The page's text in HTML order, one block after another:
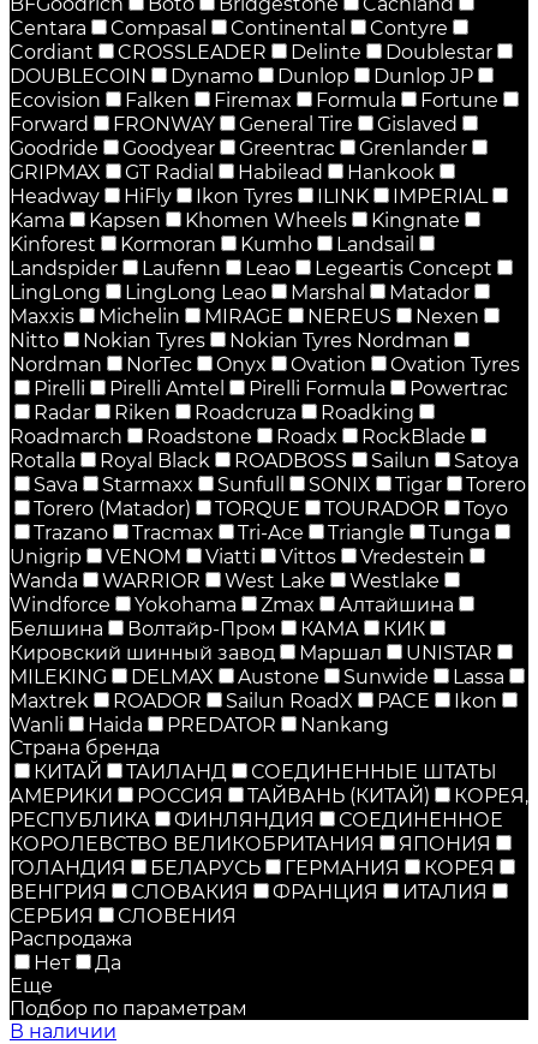
Centara
Compasal Continental
Contyre
Cordiant
CROSSLEADER Delinte
Doublestar
DOUBLECOIN
Dynamo Dunlop
Dunlop JP
Ecovision
Falken Firemax Formula
Fortune
Forward
FRONWAY General Tire
Gislaved
Goodride
Goodyear Greentrac
Grenlander
GRIPMAX
GT Radial Habilead
Hankook
Headway
HiFly Ikon Tyres ILINK
IMPERIAL
Kama
Kapsen Khomen Wheels
Kingnate
Kinforest
Kormoran Kumho
Landsail
Landspider
Laufenn Leao
Legeartis Concept
LingLong
LingLong Leao Marshal
Matador
Maxxis
Michelin MIRAGE NEREUS
Nexen
Nitto
Nokian Tyres
Nokian Tyres Nordman
Nordman
NorTec Onyx Ovation
Ovation Tyres
Pirelli
Pirelli Amtel Pirelli Formula
Powertrac
Radar
Riken Roadcruza
Roadking
Roadmarch
Roadstone Roadx
RockBlade
Rotalla
Royal Black ROADBOSS Sailun
Satoya
Sava
Starmaxx Sunfull SONIX Tigar
Torero
Torero (Matador)
TORQUE TOURADOR
Toyo
Trazano
Tracmax Tri-Ace Triangle
Tunga
Unigrip
VENOM Viatti Vittos
Vredestein
Wanda
WARRIOR West Lake
Westlake
Windforce
Yokohama Zmax
Алтайшина
Белшина
Волтайр-Пром КАМА
КИК
Кировский шинный завод
Маршал
UNISTAR
MILEKING
DELMAX Austone Sunwide
Lassa
Maxtrek
ROADOR Sailun RoadX PACE
Ikon
Wanli
Haida PREDATOR
Nankang
Страна бренда
КИТАЙ
ТАИЛАНД
СОЕДИНЕННЫЕ ШТАТЫ
АМЕРИКИ
РОССИЯ ТАЙВАНЬ (КИТАЙ)
КОРЕЯ,
РЕСПУБЛИКА
ФИНЛЯНДИЯ
СОЕДИНЕННОЕ
КОРОЛЕВСТВО ВЕЛИКОБРИТАНИЯ
ЯПОНИЯ
ГОЛАНДИЯ
БЕЛАРУСЬ ГЕРМАНИЯ
КОРЕЯ
ВЕНГРИЯ
СЛОВАКИЯ ФРАНЦИЯ
ИТАЛИЯ
СЕРБИЯ
СЛОВЕНИЯ
Распродажа
Нет
Да
Еще
Подбор по параметрам
В наличии